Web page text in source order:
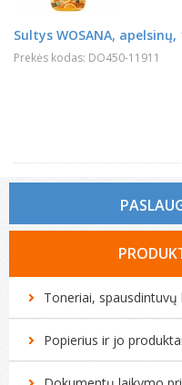
Sultys WOSANA, apelsinų,
Prekės kodas: DO450-11911
Tonerio kasečių
Spausdintuvų remontas
Biuro technikos
Kompiuterių remontas
Toneriai, spausdintuvų
Popierius ir jo produktai